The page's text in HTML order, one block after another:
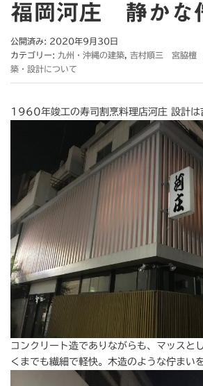
福岡河庄 静かな
公開済み: 2020年9月30日
カテゴリー: 九州・沖縄の建築 吉村順三 宮脇檀
築・設計について
1960年竣工の寿司割烹料理店河庄 設計は
コンクリート造でありながらも、マッスと
くまでも繊細で軽快。木造のような佇まい